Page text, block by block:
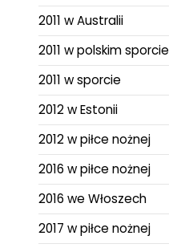
2011 w Australii
2011 w polskim sporcie
2011 w sporcie
2012 w Estonii
2012 w piłce nożnej
2016 w piłce nożnej
2016 we Włoszech
2017 w piłce nożnej